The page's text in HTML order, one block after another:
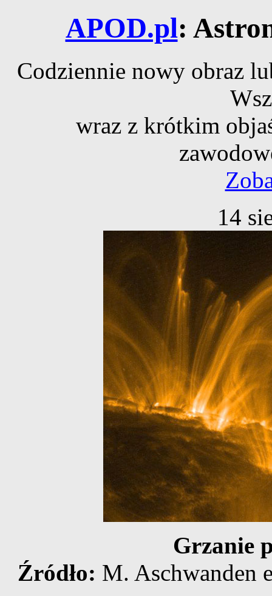
APOD.pl:
Codziennie nowy obraz
wraz z krótkim
14
Grzanie
Źródło: M. Aschwanden